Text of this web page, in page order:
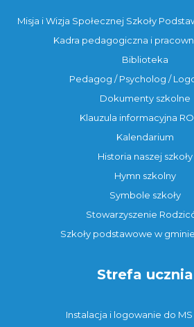
Misja i Wizja Społecznej Szkoły
Kadra pedagogiczna i
Biblioteka
Pedagog / Psycholog /
Dokumenty szkolne
Klauzula informacyjna
Kalendarium
Historia naszej szkoły
Hymn szkolny
Symbole szkoły
Stowarzyszenie
Szkoły podstawowe w
Strefa ucznia
Instalacja i logowanie do MS